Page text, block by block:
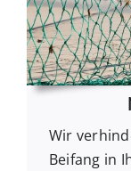
Wir
Beifang in